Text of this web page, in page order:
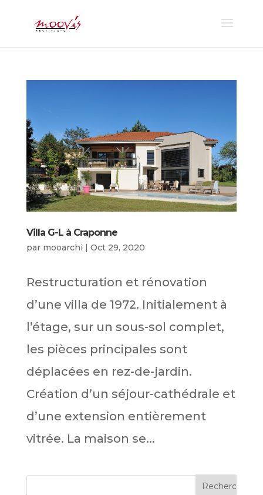
Villa G-L à Craponne
par mooarchi | Oct 29, 2020
Restructuration et rénovation
d’une villa de 1972. Initialement à
l’étage, sur un sous-sol complet,
les pièces principales sont
déplacées en rez-de-jardin.
Création d’un séjour-cathédrale et
d’une extension entièrement
vitrée. La maison se...